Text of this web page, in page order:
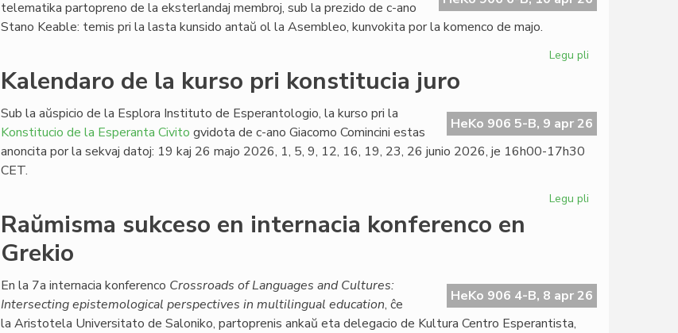
telematika partopreno de la eksterlandaj membroj, sub la prezido de c-ano
Stano Keable: temis pri la lasta kunsido antaŭ ol la Asembleo, kunvokita por la komenco de majo.
Legu pli
aplaŭdas
delegacian
Kalendaro de la kurso pri konstitucia juro
HeKo 906 5-B, 9 apr 26
Sub la aŭspicio de la Esplora Instituto de Esperantologio, la kurso pri la
Konstitucio de la Esperanta Civito gvidota de c-ano Giacomo Comincini estas
anoncita por la sekvaj datoj: 19 kaj 26 majo 2026, 1, 5, 9, 12, 16, 19, 23, 26 junio 2026, je 16h00-17h30
CET.
Legu pli
pri
konstitucia
Raŭmisma sukceso en internacia konferenco en
Grekio
HeKo 906 4-B, 8 apr 26
En la 7a internacia konferenco Crossroads of Languages and Cultures:
Intersecting epistemological perspectives in multilingual education, ĉe
la Aristotela Universitato de Saloniko, partoprenis ankaŭ eta delegacio de Kultura Centro Esperantista,